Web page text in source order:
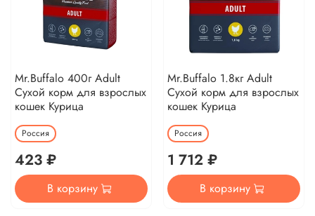
Mr.Buffalo 400г Adult
Сухой корм для взрослых
кошек Курица
Россия
423 ₽
В корзину
Mr.Buffalo 1.8кг Adult
Сухой корм для взрослых
кошек Курица
Россия
1 712 ₽
В корзину